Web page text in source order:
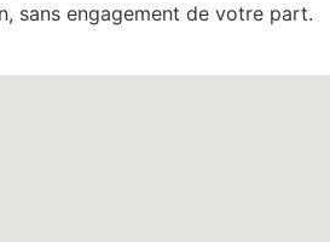
sans engagement de votre part.